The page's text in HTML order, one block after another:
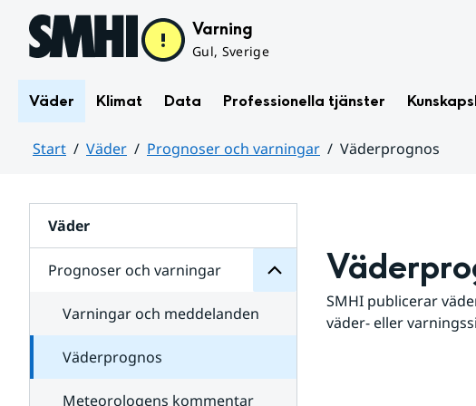
Hoppa till sidans innehåll Varning
Gul, Sverige
Väder Klimat Data Professionella tjänster
Start Väder Prognoser och varningar
Väderprognos
Väder
Prognoser och varningar
för
varningar
Varningar och meddelanden
Väderprognos
Meteorologens kommentar
SMHI publicerar
väder- eller